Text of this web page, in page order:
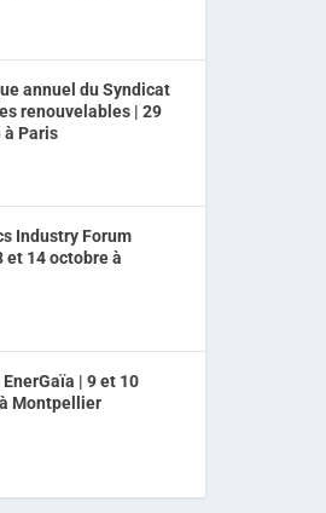
annuel du Syndicat
renouvelables | 29
Paris
Industry Forum
et 14 octobre à
| 9 et 10
Montpellier